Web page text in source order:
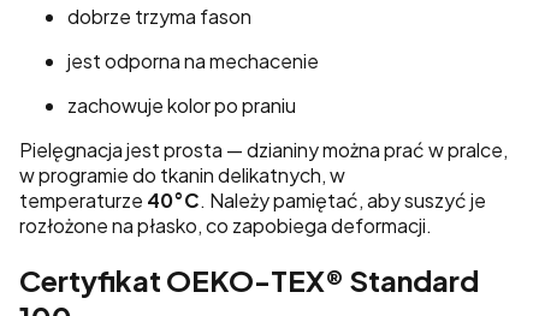
dobrze trzyma fason
jest odporna na mechacenie
zachowuje kolor po praniu
Pielęgnacja jest prosta — dzianiny można prać w pralce,
w programie do tkanin delikatnych, w
temperaturze 40°C. Należy pamiętać, aby suszyć je
rozłożone na płasko, co zapobiega deformacji.
Certyfikat OEKO-TEX® Standard